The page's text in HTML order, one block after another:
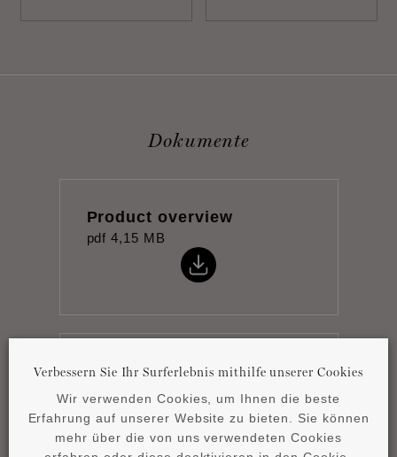
Dokumente
Product overview
pdf 4,15 MB
Wandpaneele Kollektion
10,09 MB
Verbessern Sie Ihr Surferlebnis mithilfe unserer Cookies
Wir verwenden Cookies, um Ihnen die beste
Erfahrung auf unserer Website zu bieten. Sie können
mehr über die von uns verwendeten Cookies